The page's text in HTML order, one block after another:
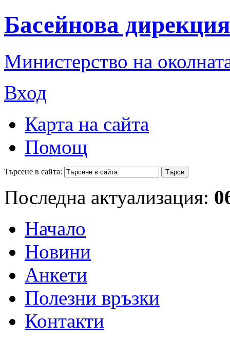
Басейнова
Министерство на
Вход
Карта на сайта
Помощ
Търсене в сайта:
Последна актуализация:
Начало
Новини
Анкети
Полезни връзки
Контакти